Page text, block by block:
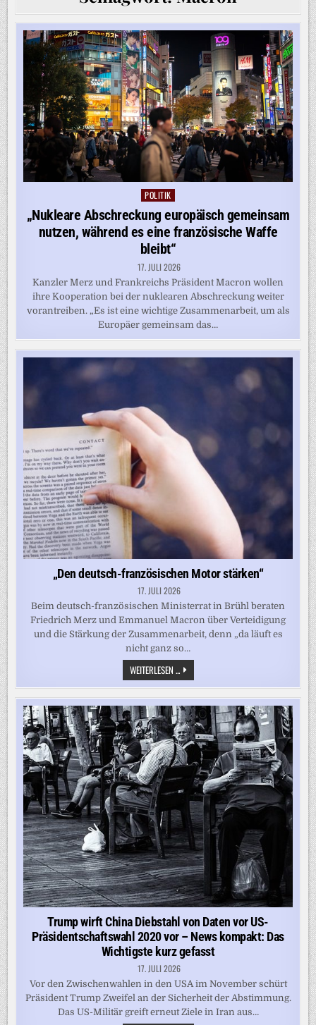
Posted
POLITIK
„Nukleare Abschreckung europäisch gemeinsam
nutzen, während es eine französische Waffe
bleibt“
17. JULI 2026
Kanzler Merz und Frankreichs Präsident Macron wollen
ihre Kooperation bei der nuklearen Abschreckung weiter
vorantreiben. „Es ist eine wichtige Zusammenarbeit, um als
Europäer gemeinsam das…
„Den deutsch-französischen Motor stärken“
17. JULI 2026
Beim deutsch-französischen Ministerrat in Brühl beraten
Friedrich Merz und Emmanuel Macron über Verteidigung
und die Stärkung der Zusammenarbeit, denn „da läuft es
nicht ganz so…
WEITERLESEN ... „DEN
DEUTSCH-
FRANZÖSISCHEN
MOTOR
STÄRKEN“
Trump wirft China Diebstahl von Daten vor US-
Präsidentschaftswahl 2020 vor – News kompakt: Das
Wichtigste kurz gefasst
17. JULI 2026
Vor den Zwischenwahlen in den USA im November schürt
Präsident Trump Zweifel an der Sicherheit der Abstimmung.
Das US-Militär greift erneut Ziele in Iran aus…